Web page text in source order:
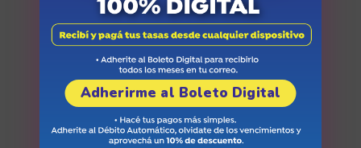
Arizu Vibras
Adherirme al Boleto Digital